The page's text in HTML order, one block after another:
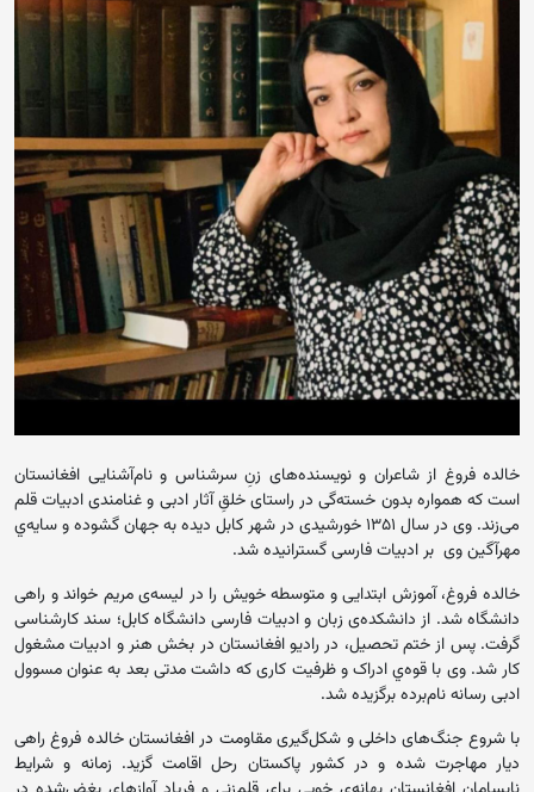
خالده فروغ از شاعران و نویسنده‌های زنِ سرشناس و نام‌آشنایی افغانستان
است که همواره بدون خسته‌گی در راستای خلقِ آثار ادبی و غنامندی ادبیات قلم
می‌زند. وی در سال ۱۳۵۱ خورشیدی در شهر کابل دیده به جهان گشوده و سایه‌ي
مهرآگین وی بر ادبیات فارسی گسترانیده شد.
خالده فروغ، آموزش ابتدایی و متوسطه خویش را در لیسه‌ی مریم خواند و راهی
دانشگاه شد. از دانشکده‌ی زبان و ادبیات فارسی دانشگاه کابل؛ سند کارشناسی
گرفت. پس از ختم تحصیل، در رادیو افغانستان در بخش هنر و ادبیات مشغول
کار شد. وی با قوه‌ي ادراک و ظرفیت‌ کاری که داشت مدتی بعد به عنوان مسوول
ادبی رسانه نام‌برده برگزیده شد.
با شروع جنگ‌های داخلی و شکل‌گیری مقاومت در افغانستان خالده فروغ راهی
دیار مهاجرت شده و در کشور پاکستان رحل اقامت گزید. زمانه و شرایط